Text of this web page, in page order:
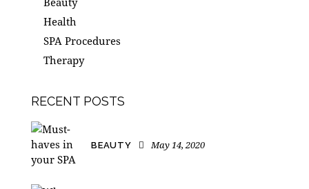
Health
SPA Procedures
Therapy
RECENT POSTS
BEAUTY May 14, 2020